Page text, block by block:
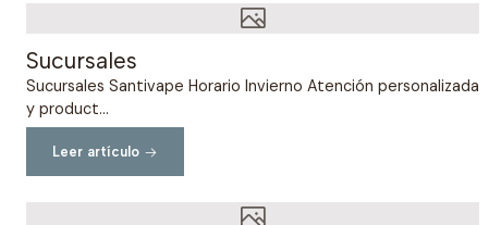
Sucursales
Sucursales Santivape Horario Invierno Atención personalizada
y product...
Leer artículo